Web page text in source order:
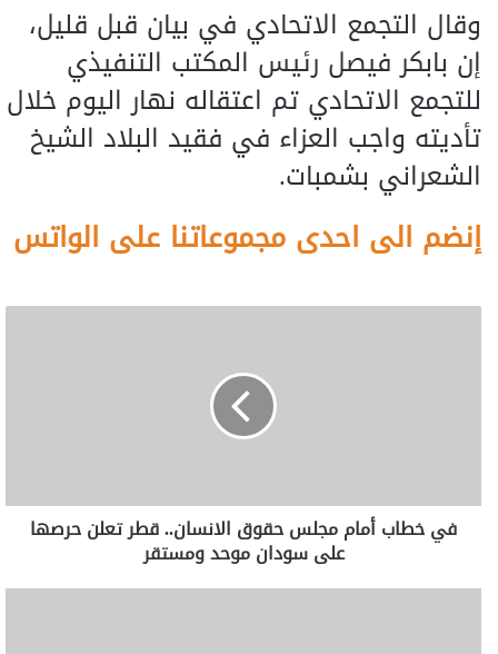
وقال التجمع الاتحادي في بيان قبل قليل،
إن بابكر فيصل رئيس المكتب التنفيذي
للتجمع الاتحادي تم اعتقاله نهار اليوم خلال
تأديته واجب العزاء في فقيد البلاد الشيخ
الشعراني بشمبات.
إنضم الى احدى مجموعاتنا على الواتس
في خطاب أمام مجلس حقوق الانسان.. قطر تعلن حرصها
على سودان موحد ومستقر